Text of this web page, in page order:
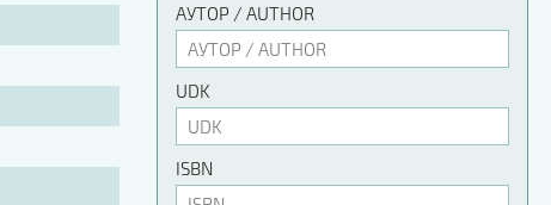
АУТОР / AUTHOR
UDK
ISBN